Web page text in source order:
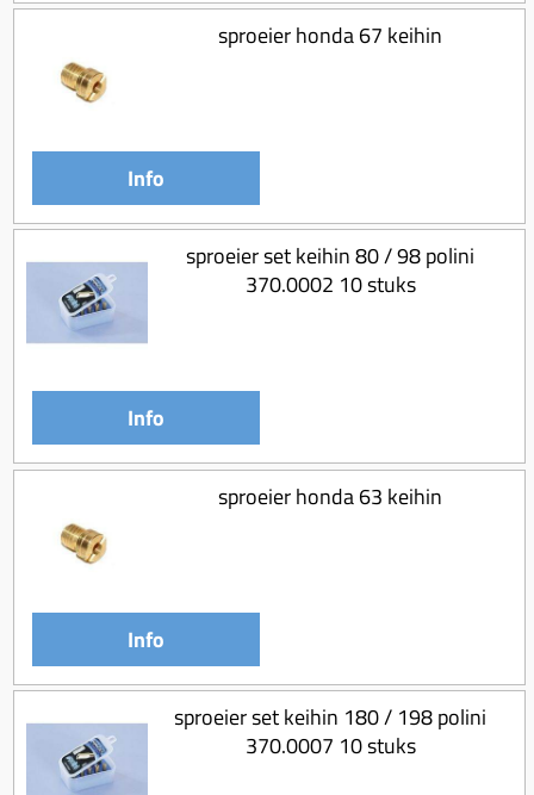
sproeier honda 67 keihin
Info
sproeier set keihin 80 / 98 polini
370.0002 10 stuks
Info
sproeier honda 63 keihin
Info
sproeier set keihin 180 / 198 polini
370.0007 10 stuks